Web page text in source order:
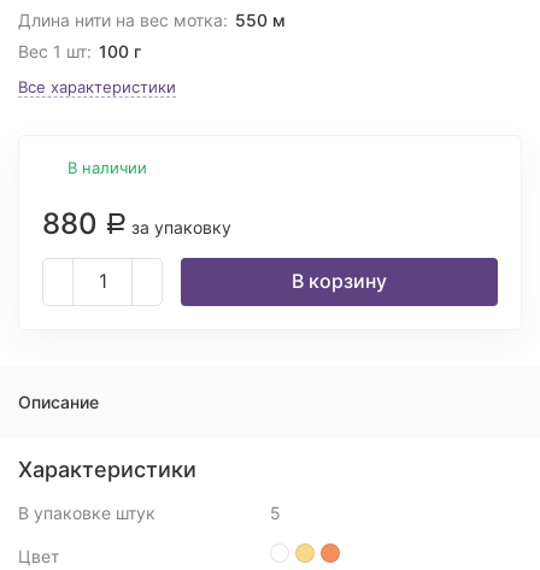
Длина нити на вес мотка: 550 м
Вес 1 шт: 100 г
Все характеристики
В наличии
880 Р за упаковку
В корзину
Описание
Характеристики
В упаковке штук 5
Цвет